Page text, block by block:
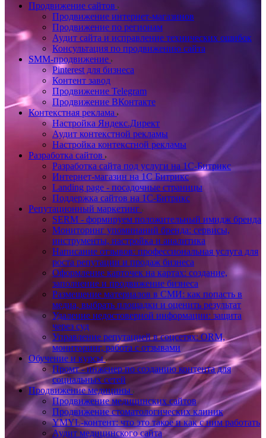
Продвижение сайтов
Продвижение интернет-магазинов
Продвижение по регионам
Аудит сайта и исправление технических ошибок
Консультация по продвижению сайта
SMM-продвижение
Pinterest для бизнеса
Контент завод
Продвижение Telegram
Продвижение ВКонтакте
Контекстная реклама
Настройка Яндекс.Директ
Аудит контекстной рекламы
Настройка контекстной рекламы
Разработка сайтов
Разработка сайта под услуги на 1С-Битрикс
Интернет-магазин на 1С Битрикс
Landing page - посадочные страницы
Поддержка сайтов на 1С-Битрикс
Репутационный маркетинг
SERM - формируем положительный имидж бренда
Мониторинг упоминаний бренда: сервисы,
инструменты, настройка и аналитика
Написание отзывов: профессиональная услуга для
роста репутации и продаж бизнеса
Оформление карточек на картах: создание,
заполнение и продвижение бизнеса
Размещение материалов в СМИ: как попасть в
медиа, выбрать площадки и оценить результат
Удаление недостоверной информации: защита
через суд
Управление репутацией в соцсетях: ORM,
мониторинг, работа с отзывами
Обучение и курсы
Промт - инженер по созданию контента для
социальных сетей
Продвижение медицины
Продвижение медицинских сайтов
Продвижение стоматологических клиник
YMYL-контент: что это такое и как с ним работать
Аудит медицинского сайта